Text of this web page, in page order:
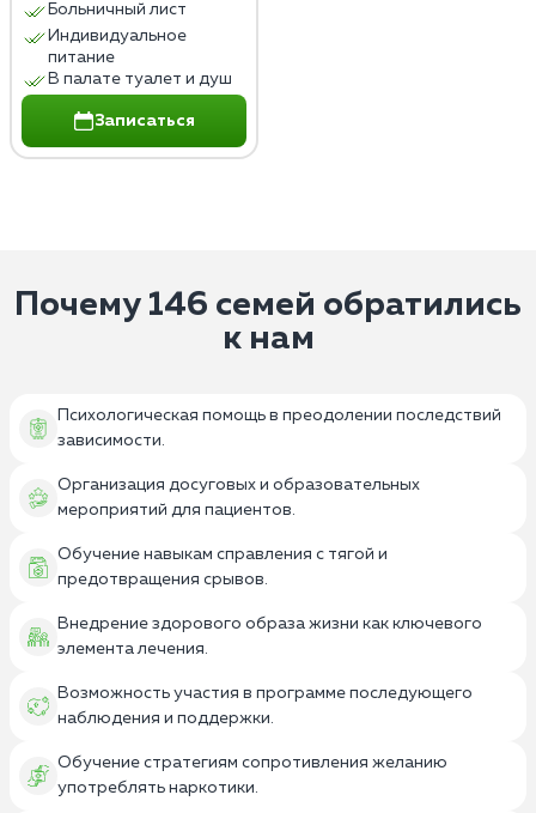
Больничный лист
Индивидуальное
питание
В палате туалет и душ
Записаться
Почему 146 семей обратились
к нам
Психологическая помощь в преодолении последствий
зависимости.
Организация досуговых и образовательных
мероприятий для пациентов.
Обучение навыкам справления с тягой и
предотвращения срывов.
Внедрение здорового образа жизни как ключевого
элемента лечения.
Возможность участия в программе последующего
наблюдения и поддержки.
Обучение стратегиям сопротивления желанию
употреблять наркотики.